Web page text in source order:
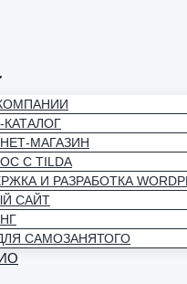
КАТАЛОГ
МАГАЗИН
С TILDA
И РАЗРАБОТКА
САЙТ
САМОЗАНЯТОГО